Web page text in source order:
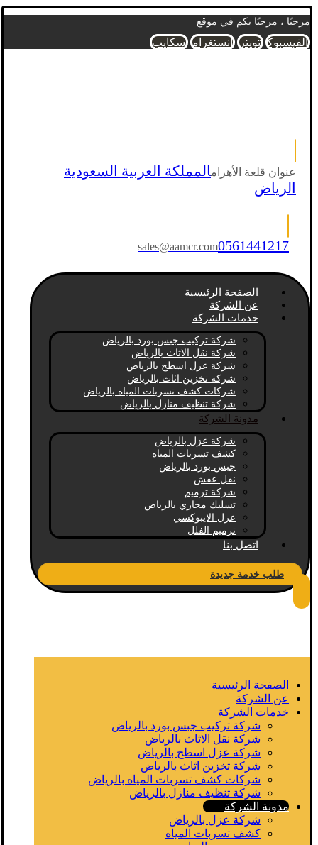
مرحبًا ، مرحبًا بكم في موقع
الفيسبوك تويتر انستغرام سكايب
عنوان قلعة الأهرامالمملكة العربية السعودية
الرياض
sales@aamcr.com0561441217
الصفحة الرئيسية
عن الشركة
خدمات الشركة
شركة تركيب جبس بورد بالرياض
شركة نقل الاثاث بالرياض
شركة عزل اسطح بالرياض
شركة تخزين اثاث بالرياض
شركات كشف تسربات المياه بالرياض
شركة تنظيف منازل بالرياض
مدونة الشركة
شركة عزل بالرياض
كشف تسربات المياه
جبس بورد بالرياض
نقل عفش
شركة ترميم
تسليك مجاري بالرياض
عزل الايبوكسي
ترميم الفلل
اتصل بنا
طلب خدمة جديدة
الصفحة الرئيسية
عن الشركة
خدمات الشركة
شركة تركيب جبس بورد بالرياض
شركة نقل الاثاث بالرياض
شركة عزل اسطح بالرياض
شركة تخزين اثاث بالرياض
شركات كشف تسربات المياه بالرياض
شركة تنظيف منازل بالرياض
مدونة الشركة
شركة عزل بالرياض
كشف تسربات المياه